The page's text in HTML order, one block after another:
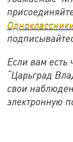
Если вам есть
“Царьград
свои
электронную